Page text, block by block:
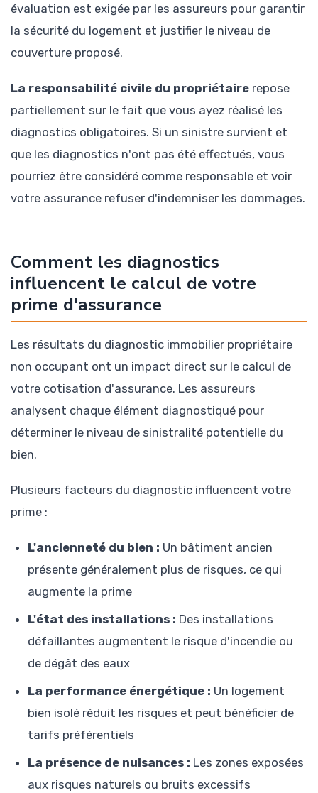
évaluation est exigée par les assureurs pour garantir
la sécurité du logement et justifier le niveau de
couverture proposé.
La responsabilité civile du propriétaire repose
partiellement sur le fait que vous ayez réalisé les
diagnostics obligatoires. Si un sinistre survient et
que les diagnostics n'ont pas été effectués, vous
pourriez être considéré comme responsable et voir
votre assurance refuser d'indemniser les dommages.
Comment les diagnostics
influencent le calcul de votre
prime d'assurance
Les résultats du diagnostic immobilier propriétaire
non occupant ont un impact direct sur le calcul de
votre cotisation d'assurance. Les assureurs
analysent chaque élément diagnostiqué pour
déterminer le niveau de sinistralité potentielle du
bien.
Plusieurs facteurs du diagnostic influencent votre
prime :
L'ancienneté du bien : Un bâtiment ancien
présente généralement plus de risques, ce qui
augmente la prime
L'état des installations : Des installations
défaillantes augmentent le risque d'incendie ou
de dégât des eaux
La performance énergétique : Un logement
bien isolé réduit les risques et peut bénéficier de
tarifs préférentiels
La présence de nuisances : Les zones exposées
aux risques naturels ou bruits excessifs